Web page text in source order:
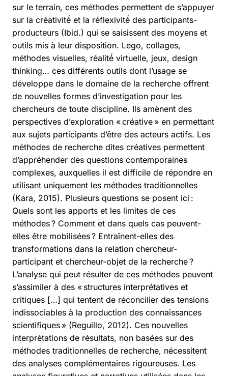
sur le terrain, ces méthodes permettent de s’appuyer
sur la créativité́ et la réflexivité́ des participants-
producteurs (Ibid.) qui se saisissent des moyens et
outils mis à leur disposition. Lego, collages,
méthodes visuelles, réalité́ virtuelle, jeux, design
thinking… ces différents outils dont l’usage se
développe dans le domaine de la recherche offrent
de nouvelles formes d’investigation pour les
chercheurs de toute discipline. Ils amènent des
perspectives d’exploration « créative » en permettant
aux sujets participants d’être des acteurs actifs. Les
méthodes de recherche dites créatives permettent
d’appréhender des questions contemporaines
complexes, auxquelles il est difficile de répondre en
utilisant uniquement les méthodes traditionnelles
(Kara, 2015). Plusieurs questions se posent ici :
Quels sont les apports et les limites de ces
méthodes ? Comment et dans quels cas peuvent-
elles être mobilisées ? Entraînent-elles des
transformations dans la relation chercheur-
participant et chercheur-objet de la recherche ?
L’analyse qui peut résulter de ces méthodes peuvent
s’assimiler à des « structures interprétatives et
critiques […] qui tentent de réconcilier des tensions
indissociables à la production des connaissances
scientifiques » (Reguillo, 2012). Ces nouvelles
interprétations de résultats, non basées sur des
méthodes traditionnelles de recherche, nécessitent
des analyses complémentaires rigoureuses. Les